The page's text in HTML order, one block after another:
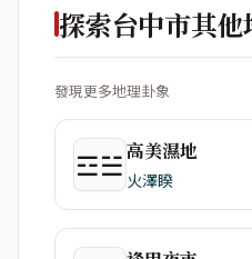
探索台中市其他
發現更多地理卦象
☲☱高美濕地
火澤睽